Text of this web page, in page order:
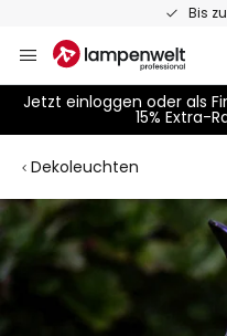
Bis
Inhalt
springen
Jetzt einloggen oder als
15% Extra-
Dekoleuchten
Zum
Ende
der
Bildgalerie
springen